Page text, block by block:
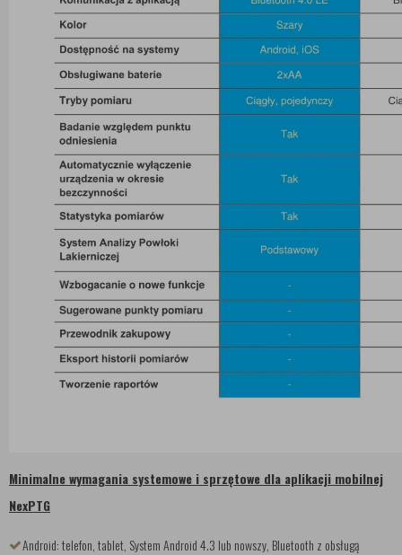
Minimalne wymagania systemowe i sprzętowe dla aplikacji mobilnej
NexPTG
Android: telefon, tablet, System Android 4.3 lub nowszy, Bluetooth z obsługą